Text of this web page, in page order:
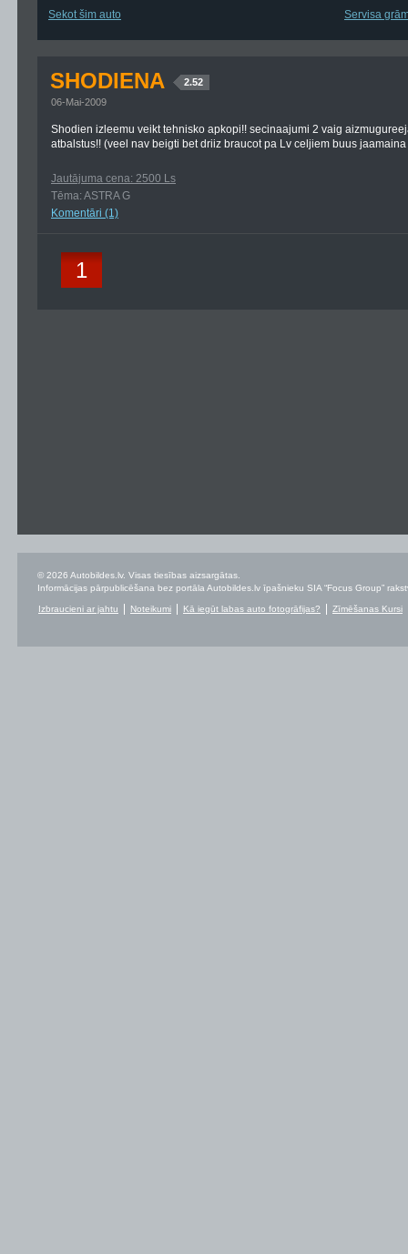
Sekot šim auto Servisa
SHODIENA
2.52
06-Mai-2009
Shodien izleemu veikt tehnisko apkopi!! secinaajumi 2 vaig
atbalstus!! (veel nav beigti bet driiz braucot pa Lv celjiem buus jaamaina
Jautājuma cena: 2500 Ls
Tēma: ASTRA G
Komentāri (1)
1
© 2026 Autobildes.lv. Visas tiesības aizsargātas.
Informācijas pārpublicēšana bez portāla Autobildes.lv īpašnieku SIA “Focus Group”
Izbraucieni ar jahtu Noteikumi Kā iegūt labas auto fotogrāfijas? Zīmēšanas Kursi